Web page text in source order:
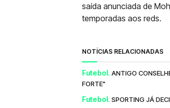
saída anunciada de
temporadas aos reds.
NOTÍCIAS RELACIONADAS
Futebol. ANTIGO
FORTE"
Futebol. SPORTING JÁ